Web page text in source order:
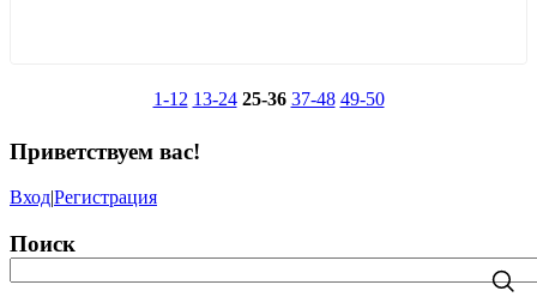
1-12 13-24 25-36 37-48 49-50
Приветствуем вас!
Вход|Регистрация
Поиск